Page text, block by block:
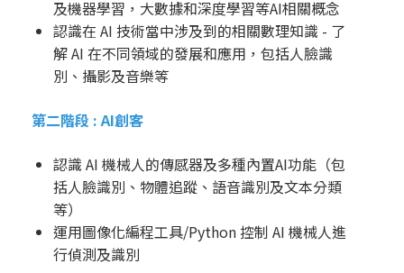
及機器學習，大數據和深度學習等AI相關概念
認識在 AI 技術當中涉及到的相關數理知識 - 了
解 AI 在不同領域的發展和應用，包括人臉識
別、攝影及音樂等
第二階段 : AI創客
認識 AI 機械人的傳感器及多種內置AI功能（包
括人臉識別、物體追蹤、語音識別及文本分類
等）
運用圖像化編程工具/Python 控制 AI 機械人進
行偵測及識別